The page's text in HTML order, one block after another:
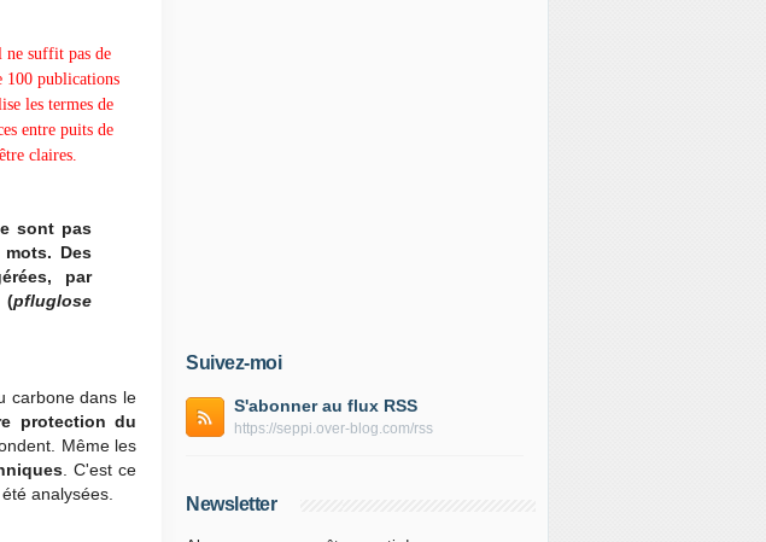
suffit pas de
100 publications
les termes de
entre puits de
claires.
sont pas
Des
par
(pfluglose
carbone dans le
protection du
Même les
. C'est ce
analysées.
Suivez-moi
S'abonner au flux RSS
https://seppi.over-blog.com/rss
Newsletter